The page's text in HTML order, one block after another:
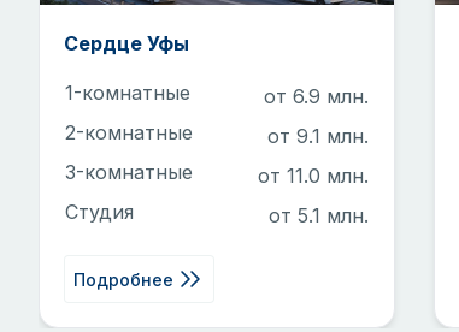
Сердце Уфы
1-комнатные
от 6.9 млн.
2-комнатные
от 9.1 млн.
3-комнатные
от 11.0 млн.
Студия
от 5.1 млн.
Подробнее